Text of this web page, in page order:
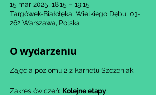
15 mar 2025, 18:15 – 19:15
Targówek-Białołęka, Wielkiego Dębu, 03-
262 Warszawa, Polska
O wydarzeniu
Zajęcia poziomu 2 z Karnetu Szczeniak.
Zakres ćwiczeń: Kolejne etapy